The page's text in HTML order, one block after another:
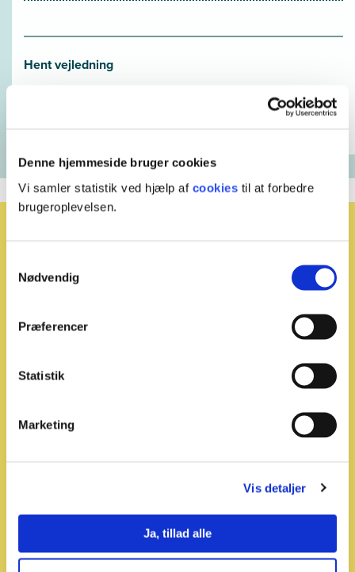
Denne hjemmeside bruger cookies
Vi samler statistik ved hjælp af cookies til at forbedre
brugeroplevelsen.
Nødvendig
Præferencer
Statistik
Marketing
Vis detaljer
Ja, tillad alle
Hent vejledning
Klik her